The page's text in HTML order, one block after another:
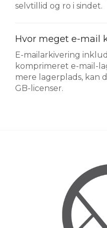
selvtillid og ro i sindet.
Hvor meget e-mail
E-mailarkivering
komprimeret e-mail-
mere lagerplads, kan
GB-licenser.